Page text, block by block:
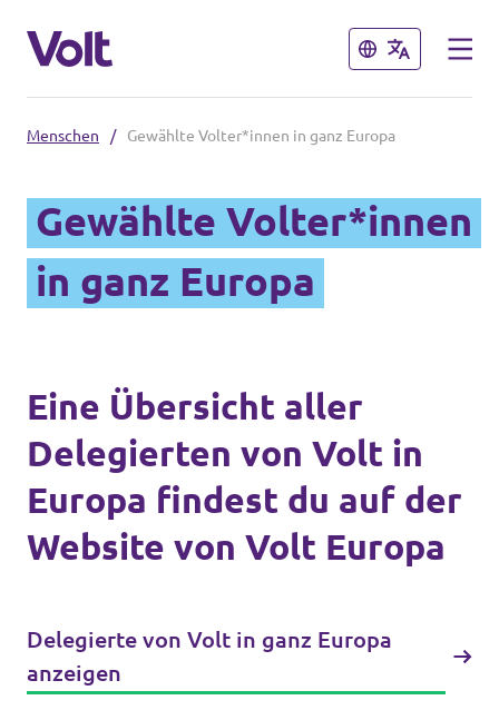
Schließen
Lokale Teams
Volt in Deutschland
Volt in deinem Bundesland
Volt Deutschland Merchandise Shop
Schließen
Programm
Menschen
Neuigkeiten
Unsere Events
Mache bei uns mit!
Menschen / Gewählte Volter*innen in ganz Europa
Gewählte Volter*innen
in ganz Europa
Eine Übersicht aller
Delegierten von Volt in
Europa findest du auf der
Website von Volt Europa
Delegierte von Volt in ganz Europa
anzeigen